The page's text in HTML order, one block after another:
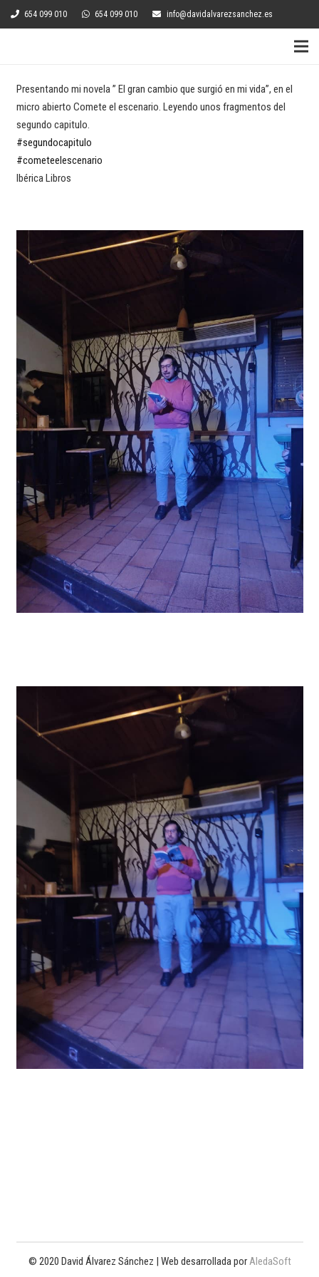
654 099 010 654 099 010 info@davidalvarezsanchez.es
Presentando mi novela ” El gran cambio que surgió en mi vida”, en el
micro abierto Comete el escenario. Leyendo unos fragmentos del
segundo capitulo.
#segundocapitulo
#cometeelescenario
Ibérica Libros
© 2020 David Álvarez Sánchez | Web desarrollada porAledaSoft